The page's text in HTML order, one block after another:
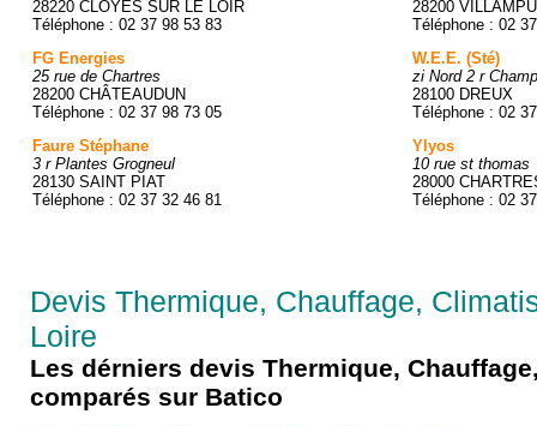
28220 CLOYES SUR LE LOIR
Téléphone : 02 37 98 53 83
FG Energies
25 rue de Chartres
28200 CHÂTEAUDUN
Téléphone : 02 37 98 73 05
Faure Stéphane
3 r Plantes Grogneul
28130 SAINT PIAT
Téléphone : 02 37 32 46 81
28200
Téléphone : 02
W.E.E. (Sté)
zi Nord 2 r
28100 DREUX
Téléphone : 02
Ylyos
10 rue st thomas
28000
Téléphone : 02
Devis Thermique, Chauffage,
Loire
Les dérniers devis Thermique,
comparés sur Batico